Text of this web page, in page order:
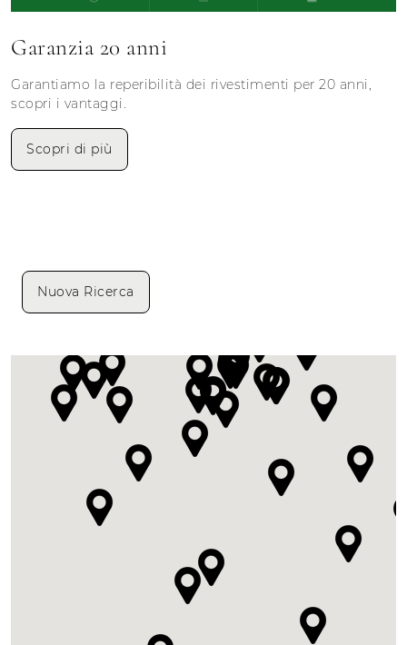
Garanzia 20 anni
Garantiamo la reperibilità dei rivestimenti per 20 anni,
scopri i vantaggi.
Scopri di più
Nuova Ricerca